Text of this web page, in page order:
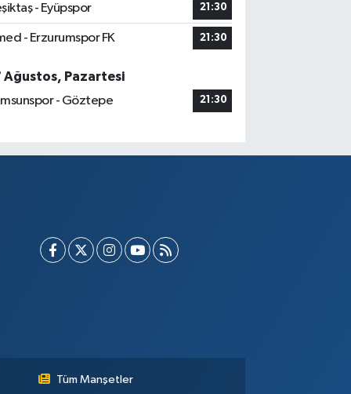
- Eyüpspor 21:30
- Erzurumspor FK 21:30
Ağustos, Pazartesi
- Göztepe
21:30
Tüm Manşetler